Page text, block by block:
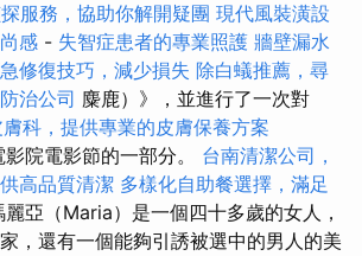
服務，協助你解開疑團 現代風裝潢設
感 - 失智症患者的專業照護 牆壁漏水
修復技巧，減少損失 除白蟻推薦，尋
治公司 麋鹿）》，並進行了一次對
科，提供專業的皮膚保養方案
院電影節的一部分。 台南清潔公司，
高品質清潔 多樣化自助餐選擇，滿足
麗亞（Maria）是一個四十多歲的女人，
，還有一個能夠引誘被選中的男人的美